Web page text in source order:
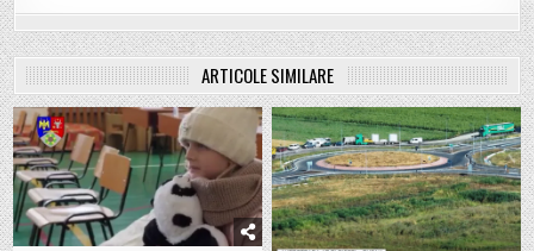
ARTICOLE SIMILARE